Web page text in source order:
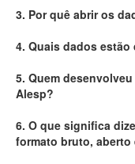
Administração
Legislação
3. Por quê abrir os
4. Quais dados
5. Quem
Alesp?
6. O que significa
formato bruto, aberto